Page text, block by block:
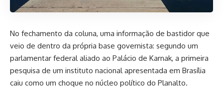
No fechamento da coluna, uma informação de bastidor que
veio de dentro da própria base governista: segundo um
parlamentar federal aliado ao Palácio de Karnak, a primeira
pesquisa de um instituto nacional apresentada em Brasília
caiu como um choque no núcleo político do Planalto.